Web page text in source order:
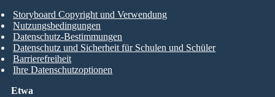
Etwa
Storyboard Copyright und Verwendung
Nutzungsbedingungen
Datenschutz-Bestimmungen
Datenschutz und Sicherheit für Schulen und Schüler
Barrierefreiheit
Ihre Datenschutzoptionen